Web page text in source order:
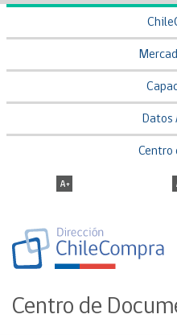
Datos
Centro
Centro de